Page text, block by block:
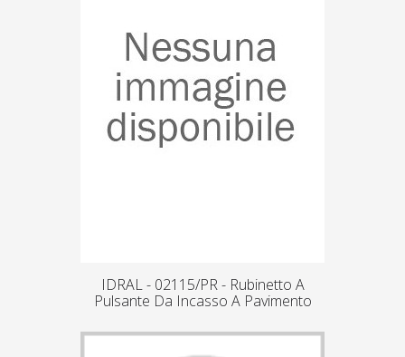
IDRAL - 02115/PR - Rubinetto A
Pulsante Da Incasso A Pavimento